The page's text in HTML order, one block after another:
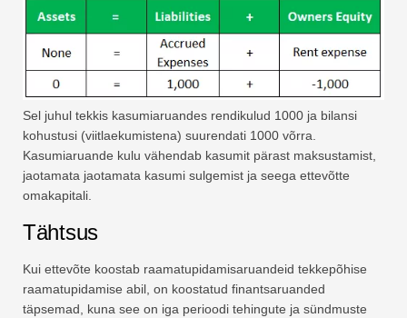
Sel juhul tekkis kasumiaruandes rendikulud 1000 ja bilansi
kohustusi (viitlaekumistena) suurendati 1000 võrra.
Kasumiaruande kulu vähendab kasumit pärast maksustamist,
jaotamata jaotamata kasumi sulgemist ja seega ettevõtte
omakapitali.
Tähtsus
Kui ettevõte koostab raamatupidamisaruandeid tekkepõhise
raamatupidamise abil, on koostatud finantsaruanded
täpsemad, kuna see on iga perioodi tehingute ja sündmuste